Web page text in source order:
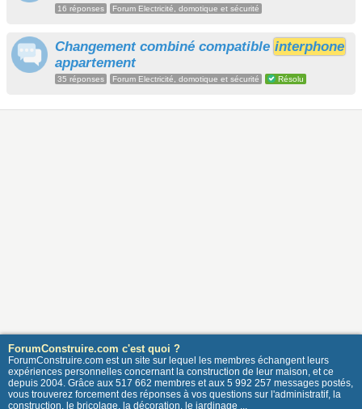
16 réponses Forum Electricité, domotique et sécurité
Changement combiné compatible interphone
appartement
35 réponses Forum Electricité, domotique et sécurité Résolu
ForumConstruire.com c'est quoi ?
ForumConstruire.com est un site sur lequel les membres échangent leurs
expériences personnelles concernant la construction de leur maison, et ce
depuis 2004. Grâce aux 517 662 membres et aux 5 992 257 messages postés,
vous trouverez forcement des réponses à vos questions sur l'administratif, la
construction, le bricolage, la décoration, le jardinage ...